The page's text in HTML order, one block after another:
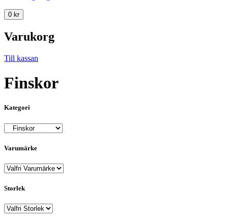
0 kr
Varukorg
Till kassan
Finskor
Kategori
Varumärke
Storlek